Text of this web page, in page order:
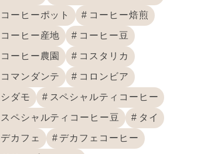
コーヒーポット コーヒー焙煎
コーヒー産地 コーヒー豆
コーヒー農園 コスタリカ
コマンダンテ コロンビア
シダモ スペシャルティコーヒー
スペシャルティコーヒー豆 タイ
デカフェ デカフェコーヒー